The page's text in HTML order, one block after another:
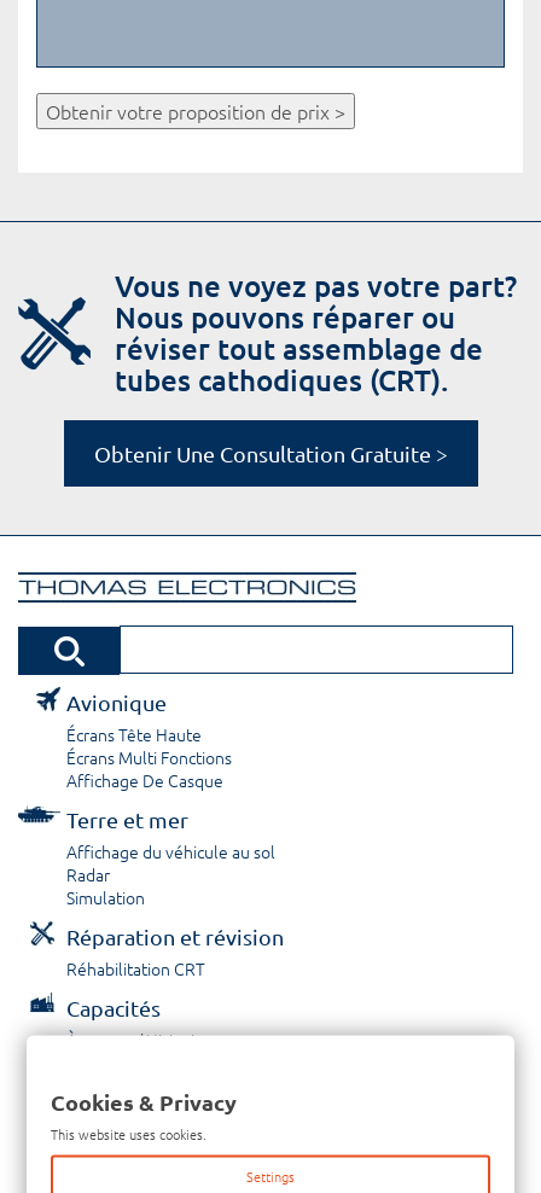
Obtenir votre proposition de prix >
Vous ne voyez pas votre part?
Nous pouvons réparer ou
réviser tout assemblage de
tubes cathodiques (CRT).
Obtenir Une Consultation Gratuite >
Avionique
Écrans Tête Haute
Écrans Multi Fonctions
Affichage De Casque
Terre et mer
Affichage du véhicule au sol
Radar
Simulation
Réparation et révision
Réhabilitation CRT
Capacités
À propos / Historique
Contactez nous
Tél: +33-380-600-290
Télécopieur: +33-380-600-294
Cookies & Privacy
This website uses cookies.
Settings